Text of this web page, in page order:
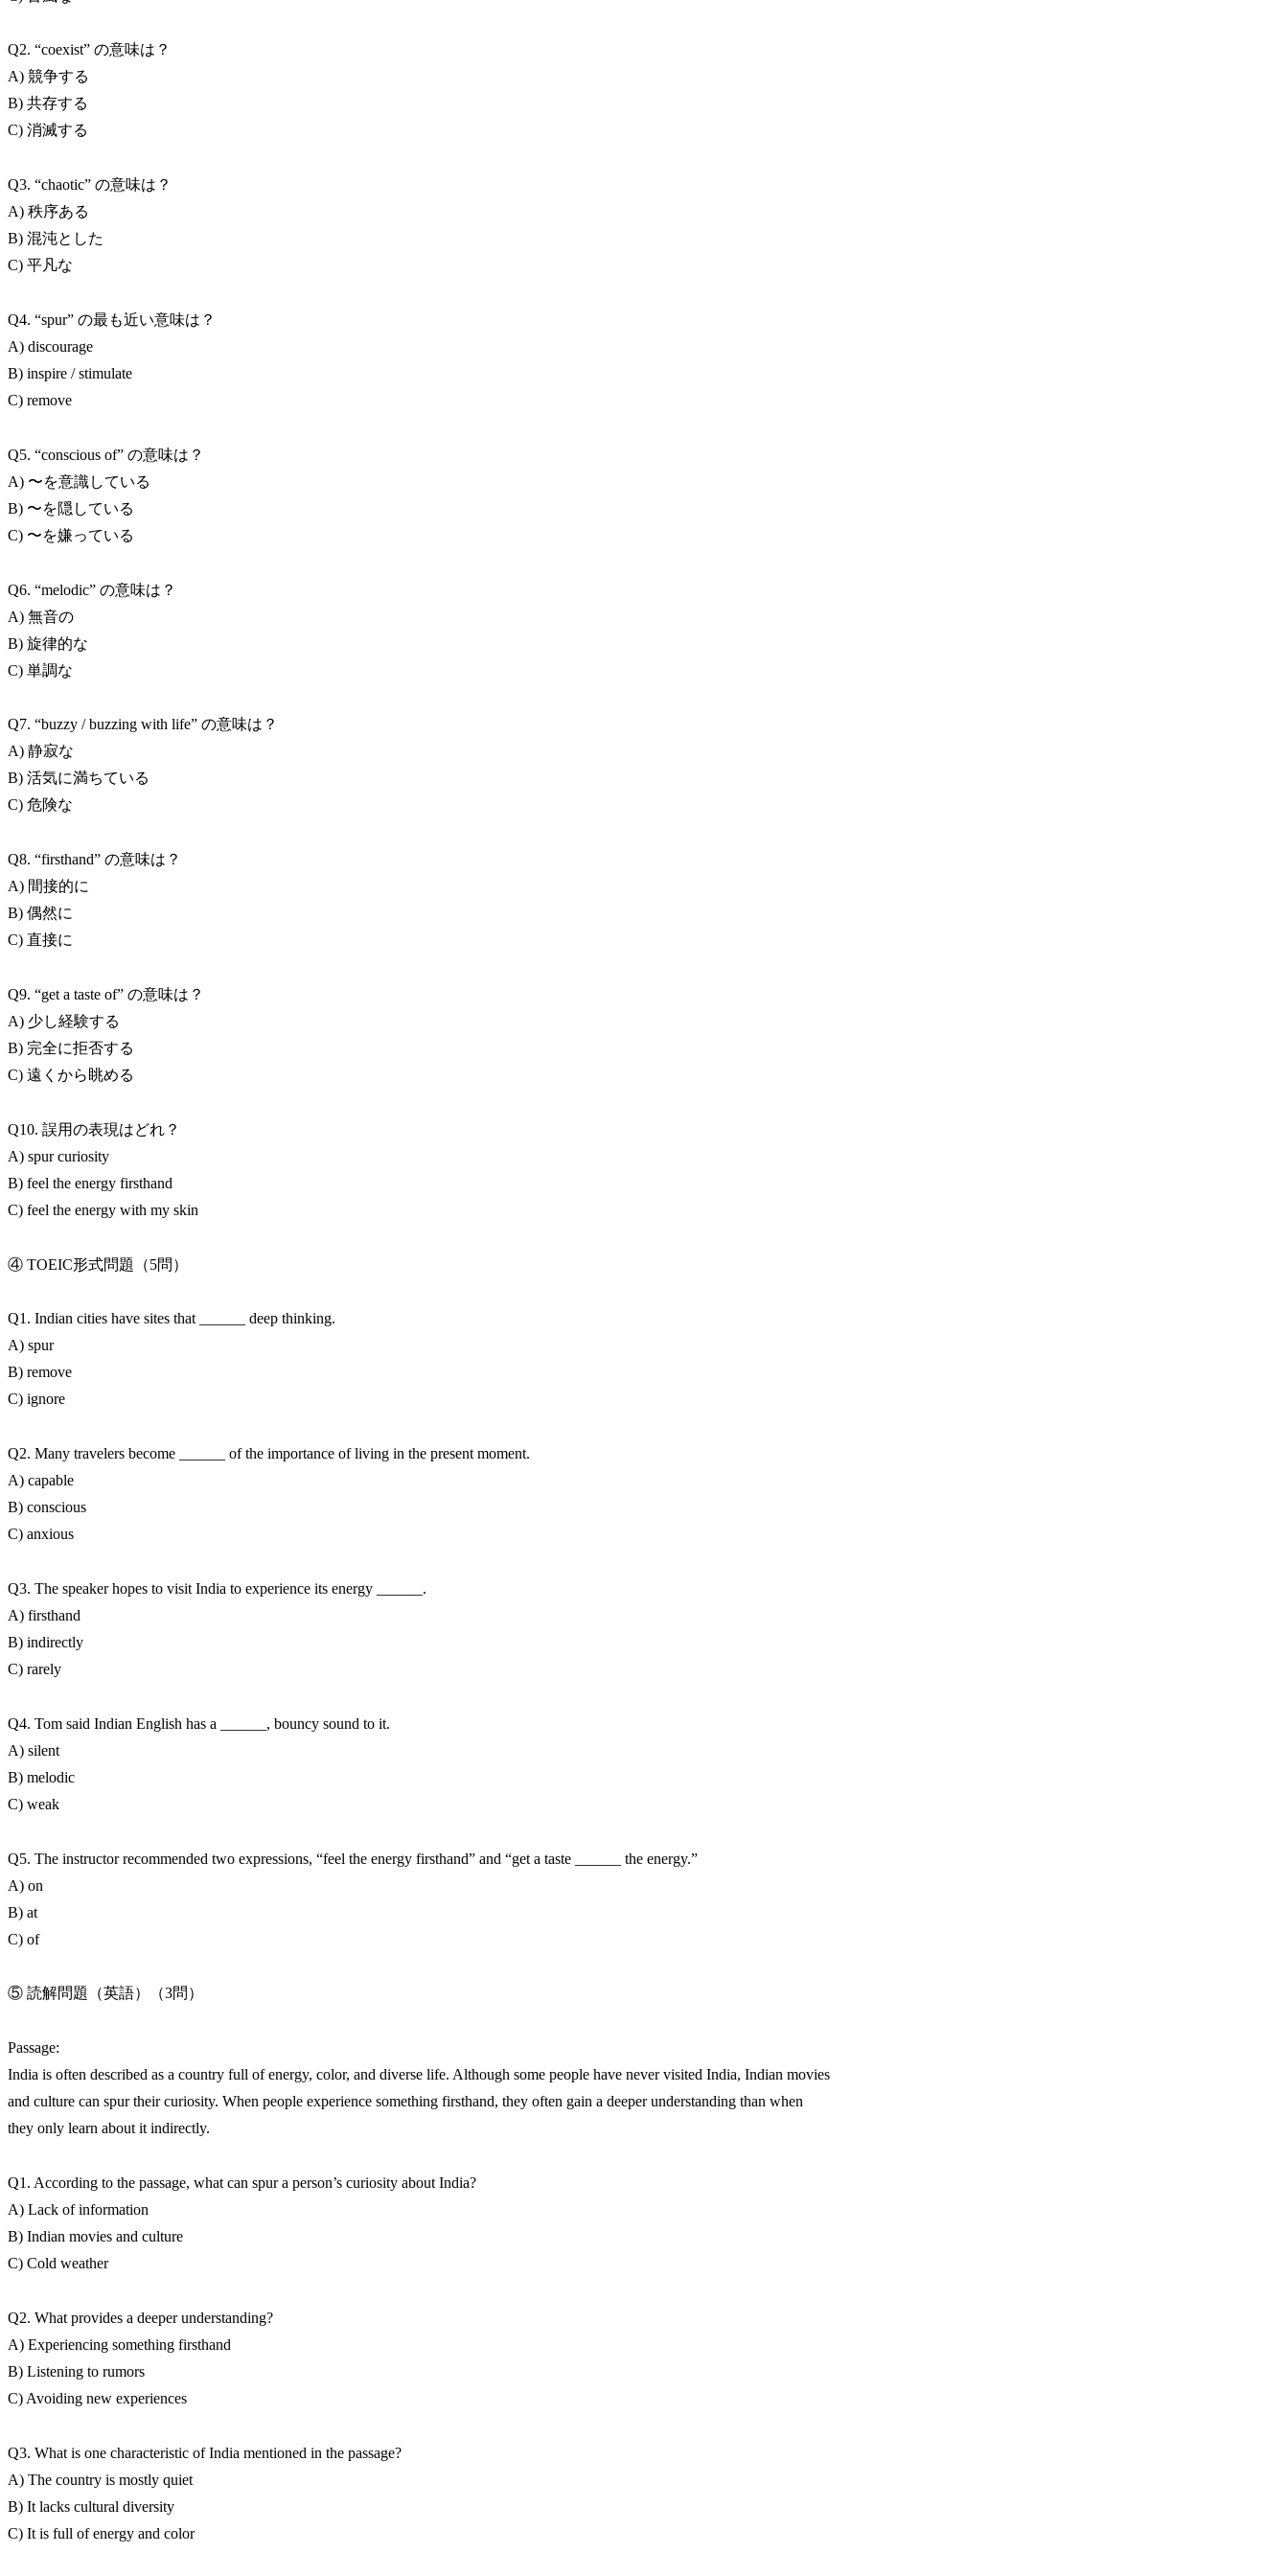
Q2. “coexist” の意味は？
A) 競争する
B) 共存する
C) 消滅する
Q3. “chaotic” の意味は？
A) 秩序ある
B) 混沌とした
C) 平凡な
Q4. “spur” の最も近い意味は？
A) discourage
B) inspire / stimulate
C) remove
Q5. “conscious of” の意味は？
A) 〜を意識している
B) 〜を隠している
C) 〜を嫌っている
Q6. “melodic” の意味は？
A) 無音の
B) 旋律的な
C) 単調な
Q7. “buzzy / buzzing with life” の意味は？
A) 静寂な
B) 活気に満ちている
C) 危険な
Q8. “firsthand” の意味は？
A) 間接的に
B) 偶然に
C) 直接に
Q9. “get a taste of” の意味は？
A) 少し経験する
B) 完全に拒否する
C) 遠くから眺める
Q10. 誤用の表現はどれ？
A) spur curiosity
B) feel the energy firsthand
C) feel the energy with my skin
④ TOEIC形式問題（5問）
Q1. Indian cities have sites that ______ deep thinking.
A) spur
B) remove
C) ignore
Q2. Many travelers become ______ of the importance of living in the present moment.
A) capable
B) conscious
C) anxious
Q3. The speaker hopes to visit India to experience its energy ______.
A) firsthand
B) indirectly
C) rarely
Q4. Tom said Indian English has a ______, bouncy sound to it.
A) silent
B) melodic
C) weak
Q5. The instructor recommended two expressions, “feel the energy firsthand” and “get a taste ______ the energy.”
A) on
B) at
C) of
⑤ 読解問題（英語）（3問）
Passage:
India is often described as a country full of energy, color, and diverse life. Although some people have never visited India, Indian movies
and culture can spur their curiosity. When people experience something firsthand, they often gain a deeper understanding than when
they only learn about it indirectly.
Q1. According to the passage, what can spur a person’s curiosity about India?
A) Lack of information
B) Indian movies and culture
C) Cold weather
Q2. What provides a deeper understanding?
A) Experiencing something firsthand
B) Listening to rumors
C) Avoiding new experiences
Q3. What is one characteristic of India mentioned in the passage?
A) The country is mostly quiet
B) It lacks cultural diversity
C) It is full of energy and color